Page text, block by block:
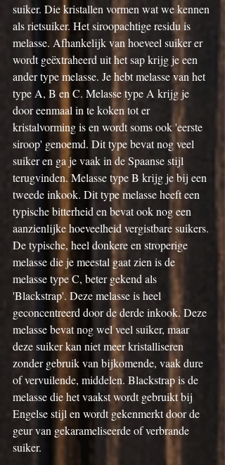
suiker. Die kristallen vormen wat we kennen
als rietsuiker. Het siroopachtige residu is
melasse. Afhankelijk van hoeveel suiker er
wordt geëxtraheerd uit het sap krijg je een
ander type melasse. Je hebt melasse van het
type A, B en C. Melasse type A krijg je
door eenmaal in te koken tot er
kristalvorming is en wordt soms ook 'eerste
siroop' genoemd. Dit type bevat nog veel
suiker en ga je vaak in de Spaanse stijl
terugvinden. Melasse type B krijg je bij een
tweede inkook. Dit type melasse heeft een
typische bitterheid en bevat ook nog een
aanzienlijke hoeveelheid vergistbare suikers.
De typische, heel donkere en stroperige
melasse die je meestal gaat zien is de
melasse type C, beter gekend als
'Blackstrap'. Deze melasse is heel
geconcentreerd door de derde inkook. Deze
melasse bevat nog wel veel suiker, maar
deze suiker kan niet meer kristalliseren
zonder gebruik van bijkomende, vaak dure
of vervuilende, middelen. Blackstrap is de
melasse die het vaakst wordt gebruikt bij
Engelse stijl en wordt gekenmerkt door de
geur van gekarameliseerde of verbrande
suiker.